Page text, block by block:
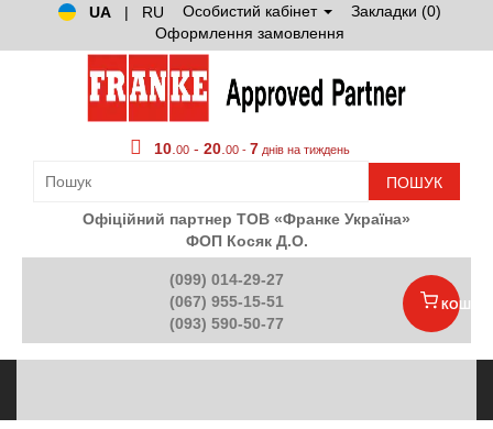
UA
| RU Особистий кабінет
Закладки (0)
Оформлення замовлення
10 00 - 20 00 - 7 днів на тиждень
ПОШУК
Офіційний партнер ТОВ «Франке Україна»
ФОП Косяк Д.О.
(099) 014-29-27
(067) 955-15-51
(093) 590-50-77
КОШИК